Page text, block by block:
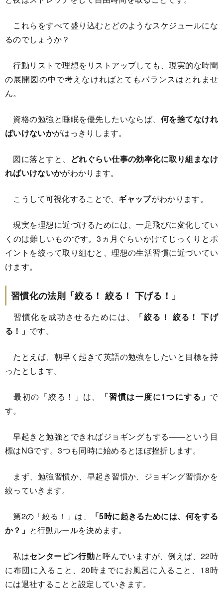
これらをすべて盛り込むとどのようなスケジュールにな
るのでしょうか？
行動リストで理想をリストアップしても、現実的な時間
の展開図の中で考えなければとてもバランスはとれませ
ん。
資格の勉強と睡眠を優先したいならば、 何を捨てなけれ
ばいけないかがはっきりします。
図に落とすと、 どれぐらい仕事の効率化に取り組まなけ
ればいけないかがわかります。
こうして可視化することで、 ギャップがわかります。
現実を理想に近づけるためには、一足飛びに変化してい
くのは難しいものです。3ヵ月ぐらいかけてじっくりとポ
イントを絞って取り組むと、理想の生活習慣に近づいてい
けます。
習慣化の法則「絞る！ 絞る！ 下げる！」
習慣化を成功させるためには、
「絞る！ 絞る！ 下げ
る！」 です。
たとえば、朝早く起きて英語の勉強をしたいと目標を持
ったとします。
最初の「絞る！」は、 「習慣は一度に1つにする」 で
す。
早起きと勉強とできればジョギングもする――という目
標はNGです。3つも同時に始めるとほぼ挫折します。
まず、勉強習慣か、早起き習慣か、ジョギング習慣かを
絞っていきます。
第2の「絞る！」は、
「5時に起きるためには、何をする
か？」 と行動ルールを決めます。
私はセンターピン行動と呼んでいますが、例えば、22時
に布団に入ること、20時までにお風呂に入ること、18時
には退社することと設定していきます。